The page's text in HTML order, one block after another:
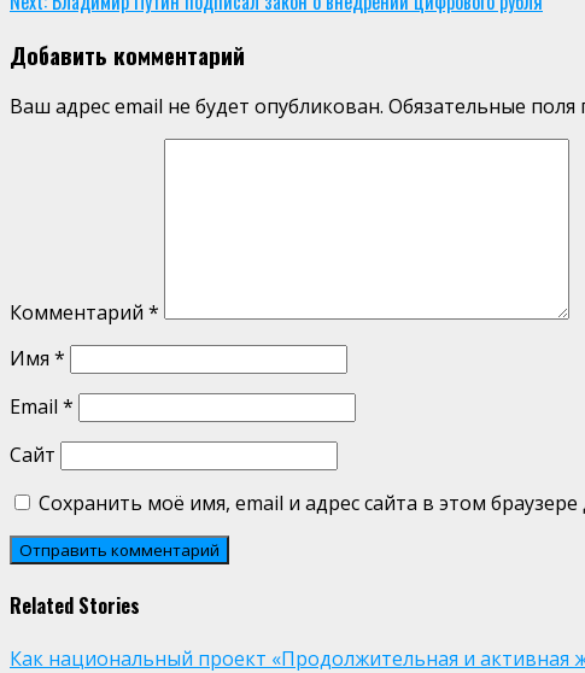
Reading
Добавить комментарий
Ваш адрес email не будет опубликован. Обязательные
Комментарий *
Имя *
Email *
Сайт
Сохранить моё имя, email и адрес сайта в этом
Related Stories
Как национальный проект «Продолжительная и активная